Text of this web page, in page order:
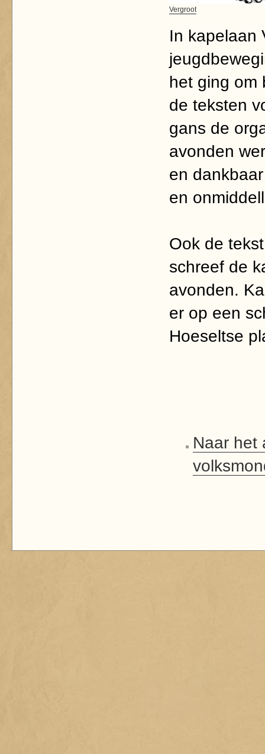
Vergroot
In kapelaan
het ging om
de teksten
gans de
avonden
en
en
Ook de
schreef de
avonden.
er op een
Hoeseltse
Naar het